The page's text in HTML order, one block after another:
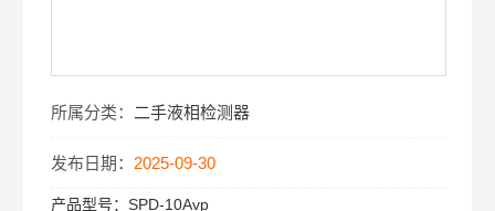
所属分类： 二手液相检测器
发布日期： 2025-09-30
产品型号：SPD-10Avp